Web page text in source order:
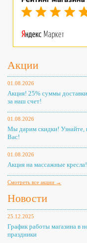
Акции
01.08.2026
Акция! 25% суммы
за наш счет!
01.08.2026
Мы дарим скидки! Узнайте,
Вас!
01.08.2026
Акция на массажные кресла!
Смотреть все акции →
Новости
25.12.2025
График работы магазина в
праздники